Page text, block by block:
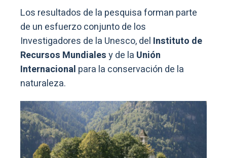
Los resultados de la pesquisa forman parte
de un esfuerzo conjunto de los
Investigadores de la Unesco, del Instituto de
Recursos Mundialesy de la Unión
Internacional para la conservación de la
naturaleza.